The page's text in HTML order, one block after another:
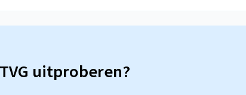
uitproberen?